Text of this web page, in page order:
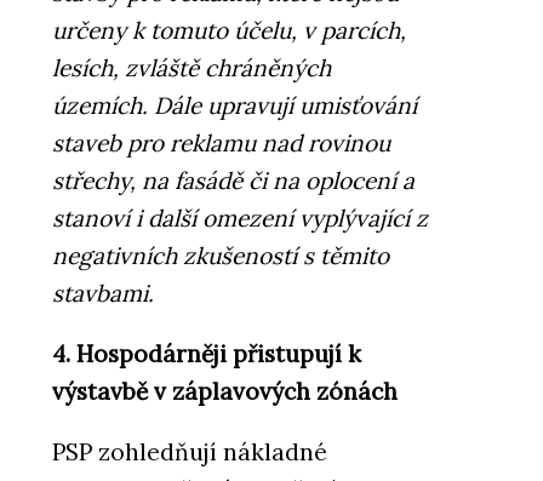
určeny k tomuto účelu, v parcích,
lesích, zvláště chráněných
územích. Dále upravují umisťování
staveb pro reklamu nad rovinou
střechy, na fasádě či na oplocení a
stanoví i další omezení vyplývající z
negativních zkušeností s těmito
stavbami.
4. Hospodárněji přistupují k
výstavbě v záplavových zónách
PSP zohledňují nákladné